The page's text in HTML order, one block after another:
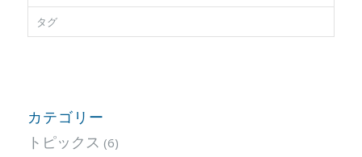
タグ
カテゴリー
トピックス (6)